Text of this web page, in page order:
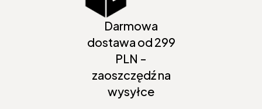
Darmowa
dostawa od 299
PLN -
zaoszczędź na
wysyłce